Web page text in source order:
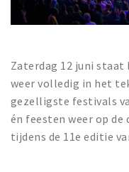
Zaterdag 12 juni
weer volledig in het
gezelligste festivals
én feesten weer op
tijdens de 11e editie